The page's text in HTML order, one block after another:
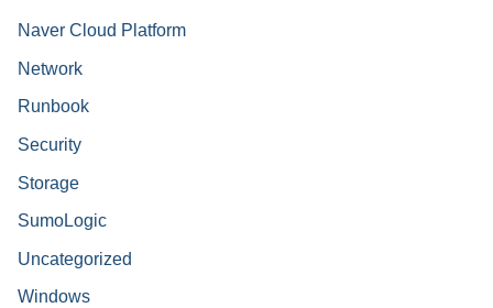
Naver Cloud Platform
Network
Runbook
Security
Storage
SumoLogic
Uncategorized
Windows